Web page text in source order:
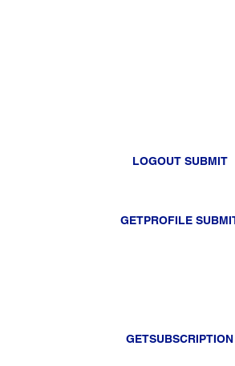
LOGOUT SUBMIT
GETPROFILE
GETSUBSCRIPTION